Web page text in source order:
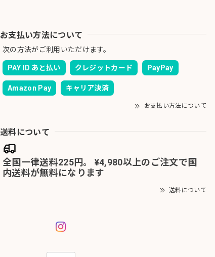
お支払い方法について
次の方法がご利用いただけます。
PAY ID あと払い クレジットカード PayPay
Amazon Pay キャリア決済
お支払い方法について
送料について
全国一律送料225円。 ¥4,980以上のご注文で国
内送料が無料になります
送料について